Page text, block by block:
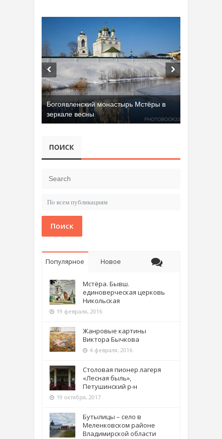
Богоявленский монастырь Мстёры в
зеркале весны
ПОИСК
Поиск
Популярное Новое
Мстёра. Бывш.
единоверческая церковь
Никольская
19 февраля, 2016
Жанровые картины
Виктора Бычкова
4 февраля, 2016
Столовая пионер лагеря
«Лесная быль»,
Петушинский р-н
19 октября, 2017
Бутылицы – село в
Меленковском районе
Владимирской области